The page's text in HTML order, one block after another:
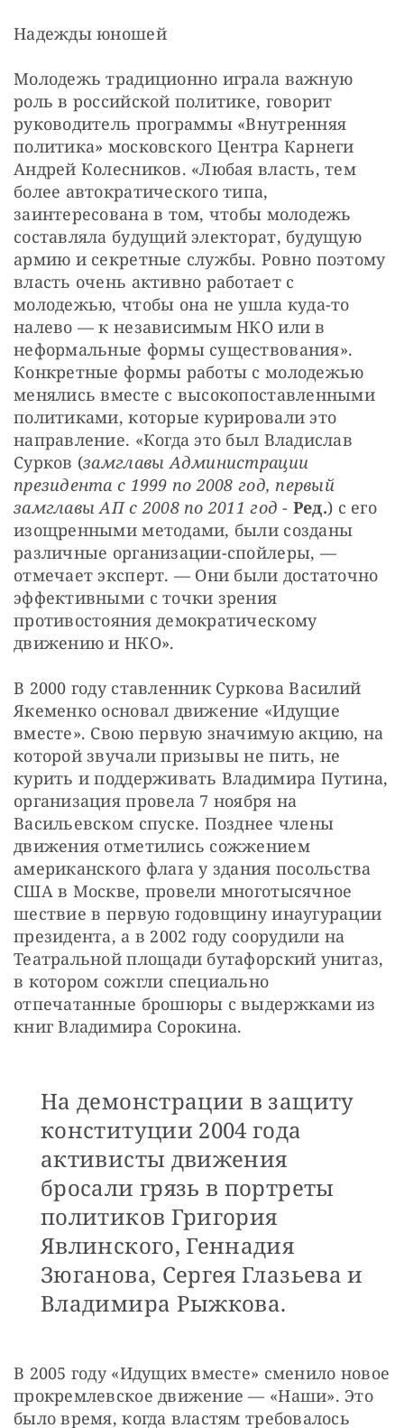
Надежды юношей
Молодежь традиционно играла важную
роль в российской политике, говорит
руководитель программы «Внутренняя
политика» московского Центра Карнеги
Андрей Колесников. «Любая власть, тем
более автократического типа,
заинтересована в том, чтобы молодежь
составляла будущий электорат, будущую
армию и секретные службы. Ровно поэтому
власть очень активно работает с
молодежью, чтобы она не ушла куда-то
налево — к независимым НКО или в
неформальные формы существования».
Конкретные формы работы с молодежью
менялись вместе с высокопоставленными
политиками, которые курировали это
направление. «Когда это был Владислав
Сурков (замглавы Администрации
президента с 1999 по 2008 год, первый
замглавы АП с 2008 по 2011 год - Ред.) с его
изощренными методами, были созданы
различные организации-спойлеры, —
отмечает эксперт. — Они были достаточно
эффективными с точки зрения
противостояния демократическому
движению и НКО».
В 2000 году ставленник Суркова Василий
Якеменко основал движение «Идущие
вместе». Свою первую значимую акцию, на
которой звучали призывы не пить, не
курить и поддерживать Владимира Путина,
организация провела 7 ноября на
Васильевском спуске. Позднее члены
движения отметились сожжением
американского флага у здания посольства
США в Москве, провели многотысячное
шествие в первую годовщину инаугурации
президента, а в 2002 году соорудили на
Театральной площади бутафорский унитаз,
в котором сожгли специально
отпечатанные брошюры с выдержками из
книг Владимира Сорокина.
На демонстрации в защиту
конституции 2004 года
активисты движения
бросали грязь в портреты
политиков Григория
Явлинского, Геннадия
Зюганова, Сергея Глазьева и
Владимира Рыжкова.
В 2005 году «Идущих вместе» сменило новое
прокремлевское движение — «Наши». Это
было время, когда властям требовалось